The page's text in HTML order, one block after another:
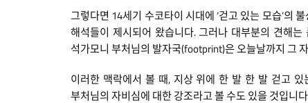
그렇다면 14세기 수코타이 시대에 ‘걷고 있는 모습’의
해석들이 제시되어 왔습니다. 그러나 대부분의 견해
석가모니 부처님의 발자국(footprint)은 오늘날까지 그
이러한 맥락에서 볼 때, 지상 위에 한 발 한 발 걷고
부처님의 자비심에 대한 강조라고 볼 수도 있을 것입니